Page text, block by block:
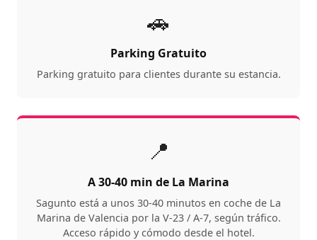
🚗
Parking Gratuito
Parking gratuito para clientes durante su estancia.
📍
A 30-40 min de La Marina
Sagunto está a unos 30-40 minutos en coche de La
Marina de Valencia por la V-23 / A-7, según tráfico.
Acceso rápido y cómodo desde el hotel.